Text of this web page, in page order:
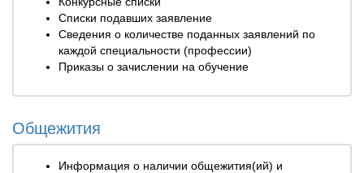
Списки подавших заявление
Сведения о количестве поданных заявлений по
каждой специальности (профессии)
Приказы о зачислении на обучение
Общежития
Информация о наличии общежития(ий) и